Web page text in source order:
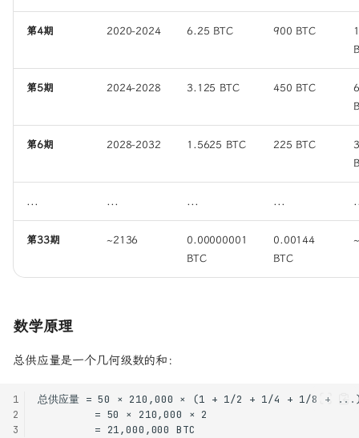
第4期 2020-2024 6.25 BTC 900 BTC
第5期 2024-2028 3.125 BTC 450 BTC
第6期 2028-2032 1.5625 BTC 225 BTC
... ... ... ...
第33期 ~2136
0.00000001
BTC
0.00144
BTC
数学原理
总供应量是一个几何级数的和：
1
2
3